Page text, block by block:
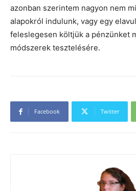
azonban szerintem nagyon nem
alapokról indulunk, vagy egy
feleslegesen költjük a pénzünket
módszerek tesztelésére.
Facebook Twitter